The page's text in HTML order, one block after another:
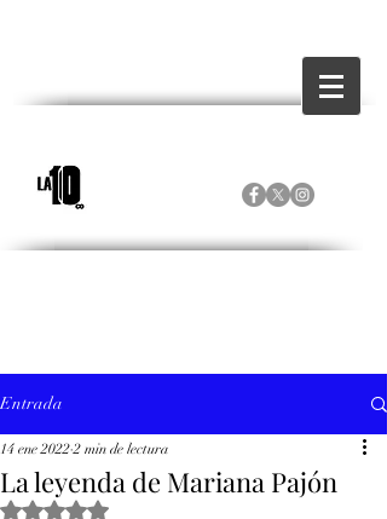
Entrada
La leyenda de Mariana Pajón
14 ene 2022 2 min de lectura
Obtuvo NaN de 5 estrellas.